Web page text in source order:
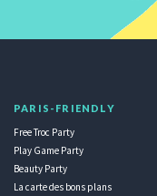
PARIS-FRIENDLY
Free Troc Party
Play Game Party
Beauty Party
La carte des bons plans